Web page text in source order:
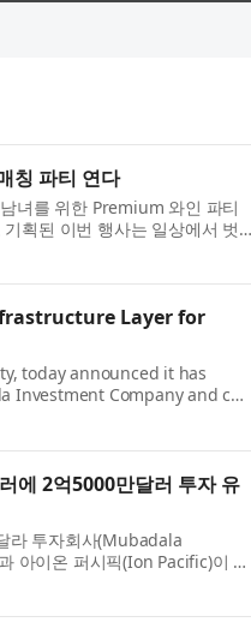
칭 파티 연다
녀를 위한 Premium 와인 파티
기획된 이번 행사는 일상에서 벗
Layer for
today announced it has
Investment Company and co-
에 2억5000만달러 투자 유
라 투자회사(Mubadala
아이온 퍼시픽(Ion Pacific)이 공